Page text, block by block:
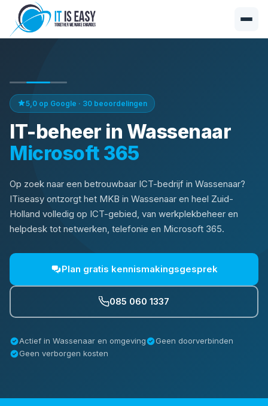
5,0 op Google · 30 beoordelingen
IT-beheer in Wassenaar
Op zoek naar een betrouwbaar ICT-bedrijf in Wassenaar?
ITiseasy ontzorgt het MKB in Wassenaar en heel Zuid-
Holland volledig op ICT-gebied, van werkplekbeheer en
helpdesk tot netwerken, telefonie en Microsoft 365.
Plan gratis kennismakingsgesprek
085 060 1337
Actief in Wassenaar en omgeving
Geen doorverbinden
Geen verborgen kosten